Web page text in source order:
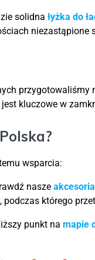
solidna łyżka do
niezastąpione
przygotowaliśmy
kluczowe w
wsparcia:
nasze
, podczas którego
punkt na mapie